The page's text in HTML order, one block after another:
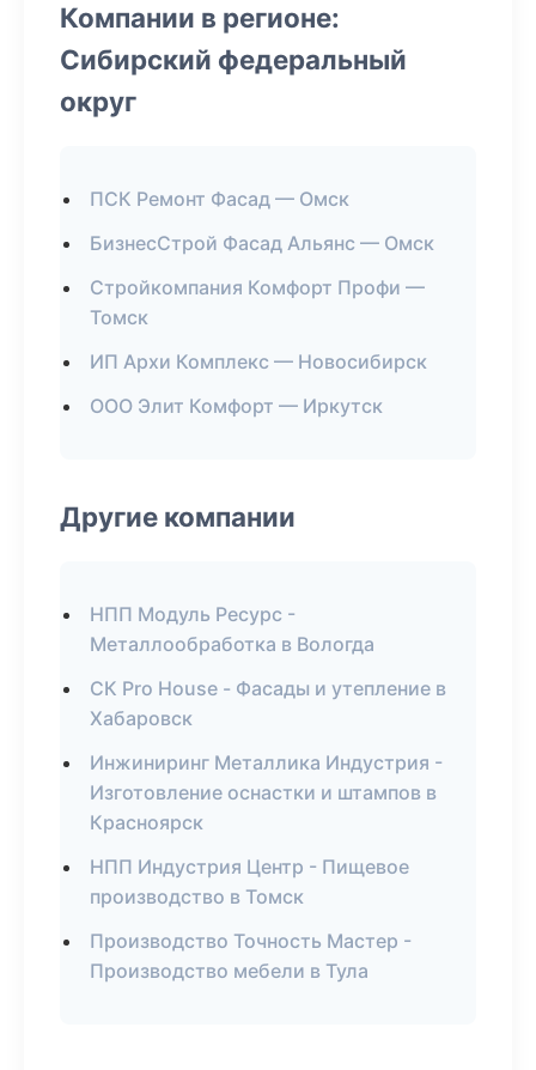
Компании в регионе:
Сибирский федеральный
округ
ПСК Ремонт Фасад — Омск
БизнесСтрой Фасад Альянс — Омск
Стройкомпания Комфорт Профи —
Томск
ИП Архи Комплекс — Новосибирск
ООО Элит Комфорт — Иркутск
Другие компании
НПП Модуль Ресурс -
Металлообработка в Вологда
СК Pro House - Фасады и утепление в
Хабаровск
Инжиниринг Металлика Индустрия -
Изготовление оснастки и штампов в
Красноярск
НПП Индустрия Центр - Пищевое
производство в Томск
Производство Точность Мастер -
Производство мебели в Тула